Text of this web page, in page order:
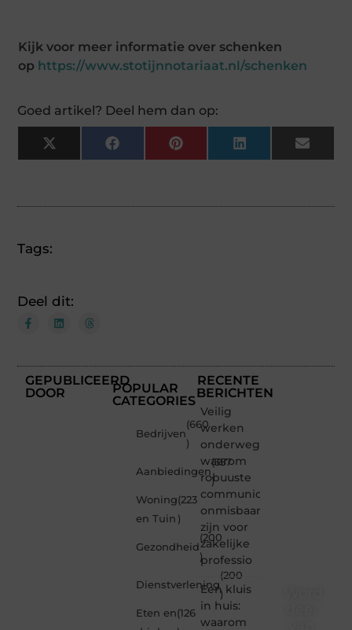
Kijk voor meer informatie over schenken
op https://www.stotijnnotariaat.nl/schenken
Goed artikel? Deel hem dan op:
X
(Twitter)
FacebookPinterestLinkedInEmail
Tags:
Deel dit:
GEPUBLICEERD
DOOR
POPULAR
CATEGORIES
Bedrijven
(660
)
Aanbiedingen
(357
)
Woning
en Tuin
(223
)
Gezondheid
(200
)
Dienstverlening
(200
)
Eten en(126
RECENTE
BERICHTEN
Veilig
werken
onderweg:
waarom
robuuste
communicatiemiddelen
onmisbaar
zijn voor
zakelijke
professio
Een kluis
in huis:
waarom